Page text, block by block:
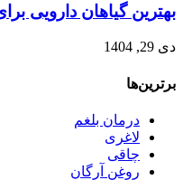
بهترین گیاهان دارویی
دی 29, 1404
برترین‌ها
درمان بلغم
لاغری
چاقی
روغن آرگان